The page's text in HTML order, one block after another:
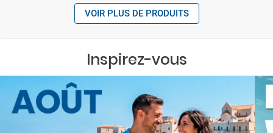
VOIR PLUS DE PRODUITS
Inspirez-vous